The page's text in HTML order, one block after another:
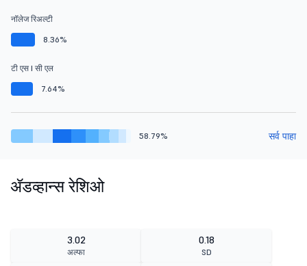
नॉलेज रिअल्टी
8.36%
टी एस I सी एल
7.64%
58.79% सर्व पाहा
ॲडव्हान्स रेशिओ
3.02
अल्फा
0.18
SD